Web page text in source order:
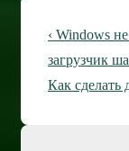
по
Предыдущая
запись
‹ Windows
загрузчик
Следующая
Как сделать